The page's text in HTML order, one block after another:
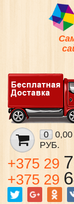
0
РУБ.
+375 29
+375 29